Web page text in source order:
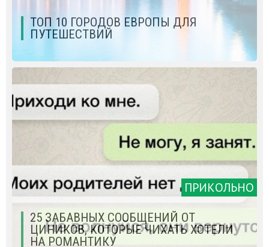
ТОП 10 ГОРОДОВ ЕВРОПЫ ДЛЯ
ПУТЕШЕСТВИЙ
ПРИКОЛЬНО
25 ЗАБАВНЫХ СООБЩЕНИЙ ОТ
ЦИНИКОВ, КОТОРЫЕ ЧИХАТЬ ХОТЕЛИ
НА РОМАНТИКУ